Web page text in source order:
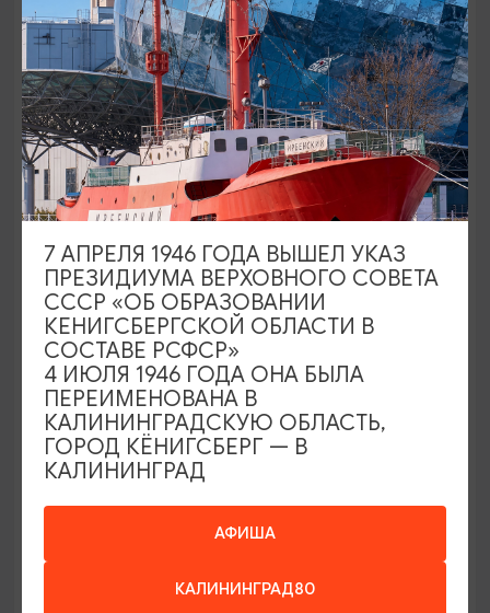
ОТ1890₽
Замки, дегустации и море!
Зеленоградск, Шаакен, Нессельбек
13:00
3500₽
АФИША
КАЛИНИНГРАД80
7 АПРЕЛЯ 1946 ГОДА ВЫШЕЛ УКАЗ
ПРЕЗИДИУМА ВЕРХОВНОГО СОВЕТА
СССР «ОБ ОБРАЗОВАНИИ
КЕНИГСБЕРГСКОЙ ОБЛАСТИ В
СОСТАВЕ РСФСР»
4 ИЮЛЯ 1946 ГОДА ОНА БЫЛА
ПЕРЕИМЕНОВАНА В
КАЛИНИНГРАДСКУЮ ОБЛАСТЬ,
ГОРОД КЁНИГСБЕРГ — В
КАЛИНИНГРАД